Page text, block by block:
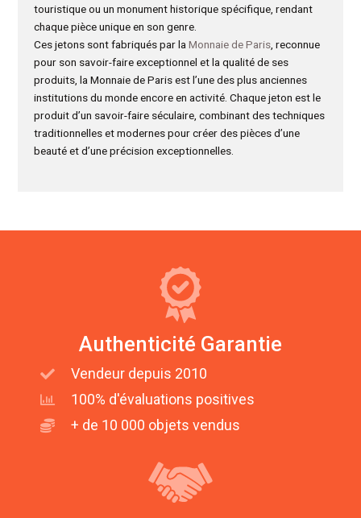
touristique ou un monument historique spécifique, rendant
chaque pièce unique en son genre.
Ces jetons sont fabriqués par laMonnaie de Paris, reconnue
pour son savoir-faire exceptionnel et la qualité de ses
produits, la Monnaie de Paris est l’une des plus anciennes
institutions du monde encore en activité. Chaque jeton est le
produit d’un savoir-faire séculaire, combinant des techniques
traditionnelles et modernes pour créer des pièces d’une
beauté et d’une précision exceptionnelles.
Authenticité Garantie
Vendeur depuis 2010
100% d'évaluations positives
+ de 10 000 objets vendus